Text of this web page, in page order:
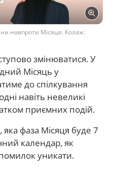
навпроти Місяця. Колаж:
змінюватися. У
Місяць у
до спілкування
навіть невеликі
приємних подій.
яка фаза Місяця буде 7
календар, як
уникати.